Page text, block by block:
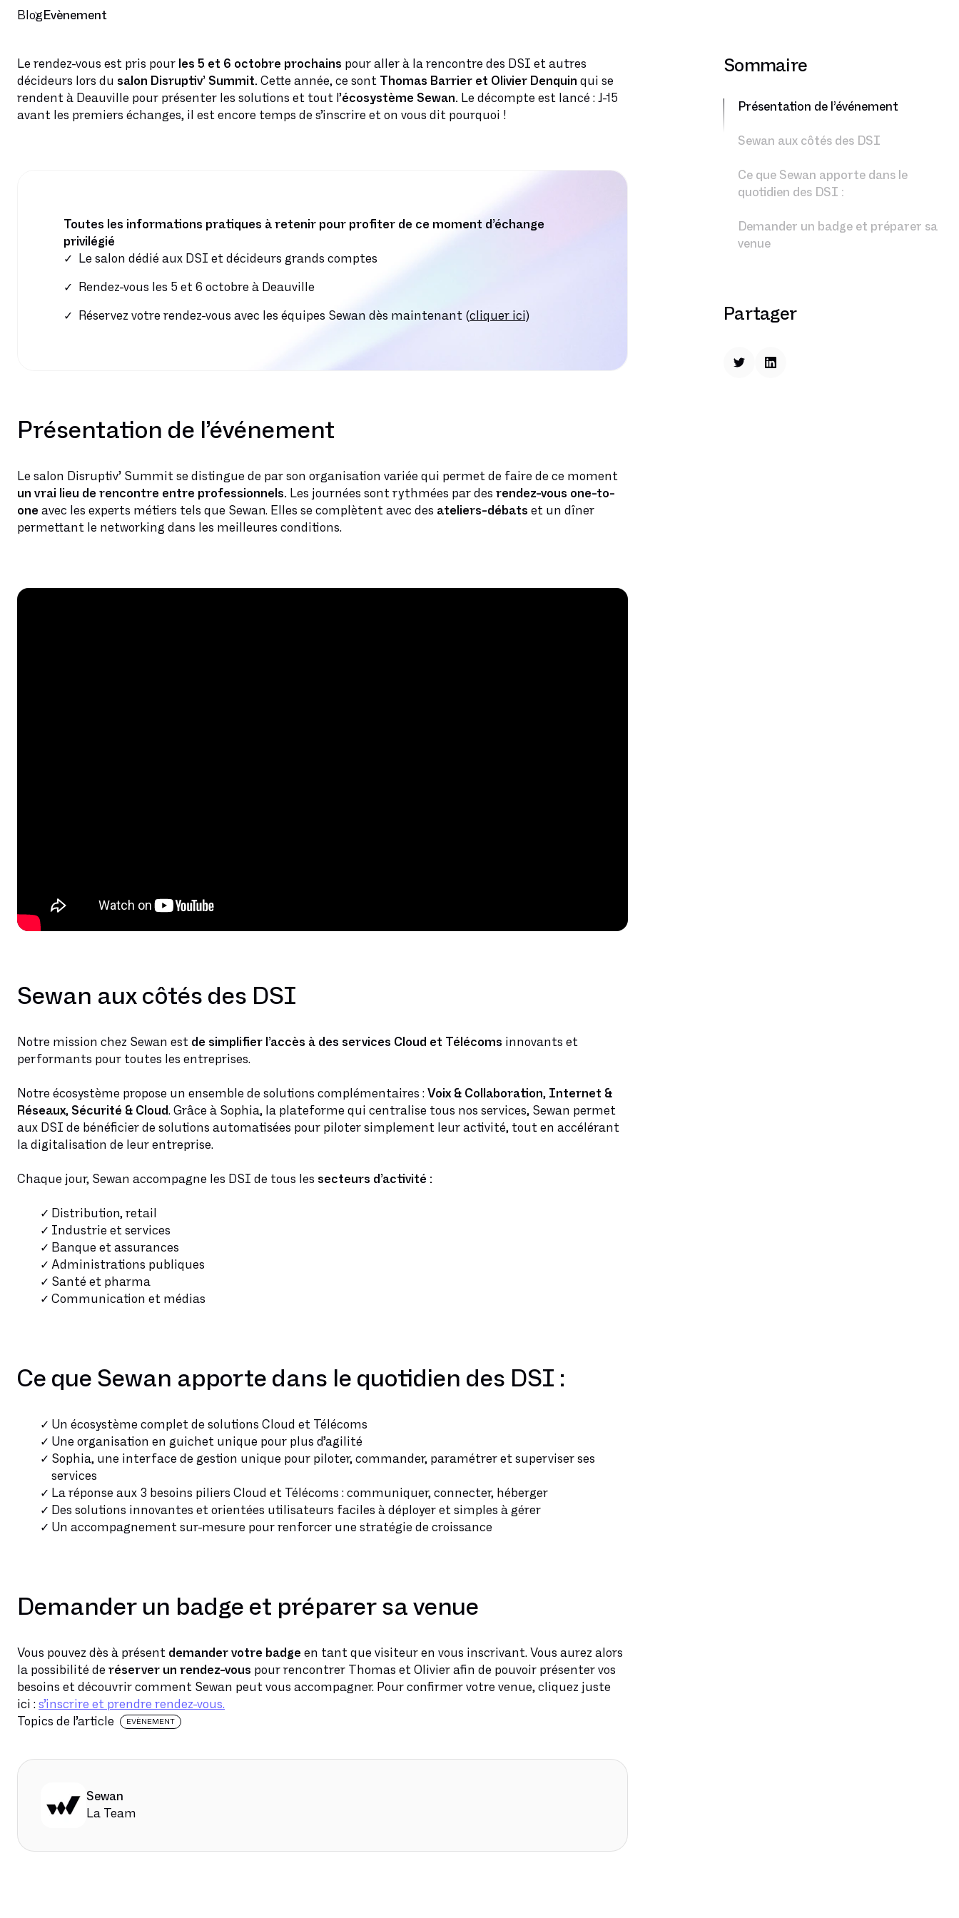
Blog Evènement
Le rendez-vous est pris pour les 5 et 6 octobre prochains pour aller à la rencontre des DSI et autres
décideurs lors du salon Disruptiv’ Summit. Cette année, ce sont Thomas Barrier et Olivier Denquin qui se
rendent à Deauville pour présenter les solutions et tout l’écosystème Sewan. Le décompte est lancé : J-15
avant les premiers échanges, il est encore temps de s’inscrire et on vous dit pourquoi !
Toutes les informations pratiques à retenir pour profiter de ce moment d’échange
privilégié
Le salon dédié aux DSI et décideurs grands comptes
Rendez-vous les 5 et 6 octobre à Deauville
Réservez votre rendez-vous avec les équipes Sewan dès maintenant (cliquer ici)
Présentation de l’événement
Le salon Disruptiv’ Summit se distingue de par son organisation variée qui permet de faire de ce moment
un vrai lieu de rencontre entre professionnels. Les journées sont rythmées par des rendez-vous one-to-
one avec les experts métiers tels que Sewan. Elles se complètent avec des ateliers-débats et un dîner
permettant le networking dans les meilleures conditions.
Sewan aux côtés des DSI
Notre mission chez Sewan est de simplifier l’accès à des services Cloud et Télécoms innovants et
performants pour toutes les entreprises.
Notre écosystème propose un ensemble de solutions complémentaires : Voix & Collaboration, Internet &
Réseaux, Sécurité & Cloud. Grâce à Sophia, la plateforme qui centralise tous nos services, Sewan permet
aux DSI de bénéficier de solutions automatisées pour piloter simplement leur activité, tout en accélérant
la digitalisation de leur entreprise.
Chaque jour, Sewan accompagne les DSI de tous les secteurs d’activité :
Distribution, retail
Industrie et services
Banque et assurances
Administrations publiques
Santé et pharma
Communication et médias
Ce que Sewan apporte dans le quotidien des DSI :
Un écosystème complet de solutions Cloud et Télécoms
Une organisation en guichet unique pour plus d’agilité
Sophia, une interface de gestion unique pour piloter, commander, paramétrer et superviser ses
services
La réponse aux 3 besoins piliers Cloud et Télécoms : communiquer, connecter, héberger
Des solutions innovantes et orientées utilisateurs faciles à déployer et simples à gérer
Un accompagnement sur-mesure pour renforcer une stratégie de croissance
Demander un badge et préparer sa venue
Vous pouvez dès à présent demander votre badge en tant que visiteur en vous inscrivant. Vous aurez alors
la possibilité de réserver un rendez-vous pour rencontrer Thomas et Olivier afin de pouvoir présenter vos
besoins et découvrir comment Sewan peut vous accompagner. Pour confirmer votre venue, cliquez juste
ici : s’inscrire et prendre rendez-vous.
Topics de l’article
EVÈNEMENT
Sewan
La Team
Sommaire
Présentation de l’événement
Sewan aux côtés des DSI
Ce que Sewan apporte dans le
quotidien des DSI :
Demander un badge et préparer sa
venue
Partager